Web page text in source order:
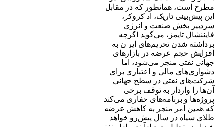
مطرح است، همانطور که در مقابل
این پیش‌بینی تاریک، اد کروکز،
سردبیر بخش صنعت و انرژی
فایننشال تایمز، می‌گوید اگرچه
برداشته شدن تحریم‌های ایران به
افزایش حجم عرضه در بازارهای
جهانی نفتی منجر می‌شود، اما
دشواری‌های مالی و اعتباری برای
شرکت‌های نفتی در سطح جهانی
آن‌ها را واردار به توقف برخی
پروژه‌ها و برنامه‌های حفاری می‌کند
که همین امر منجر به کاهش عرضه
طلای سیاه در سال پیش‌رو خواهد